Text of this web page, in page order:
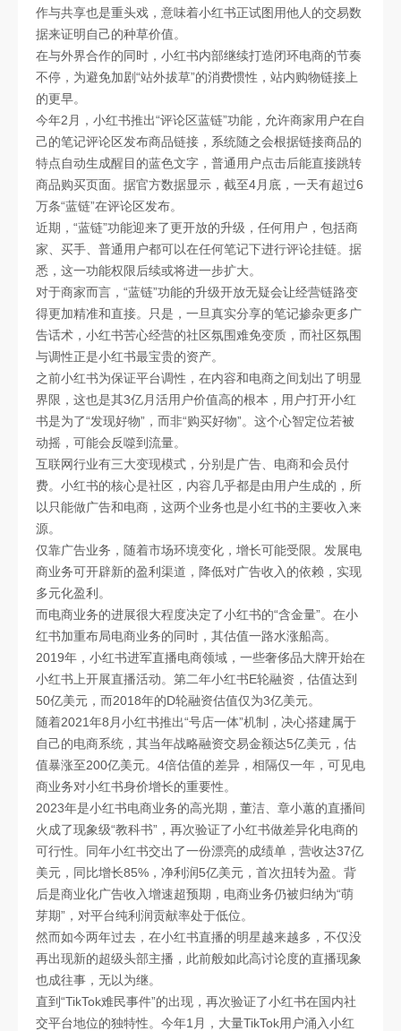
作与共享也是重头戏，意味着小红书正试图用他人的交易数
据来证明自己的种草价值。
在与外界合作的同时，小红书内部继续打造闭环电商的节奏
不停，为避免加剧“站外拔草”的消费惯性，站内购物链接上
的更早。
今年2月，小红书推出“评论区蓝链”功能，允许商家用户在自
己的笔记评论区发布商品链接，系统随之会根据链接商品的
特点自动生成醒目的蓝色文字，普通用户点击后能直接跳转
商品购买页面。据官方数据显示，截至4月底，一天有超过6
万条“蓝链”在评论区发布。
近期，“蓝链”功能迎来了更开放的升级，任何用户，包括商
家、买手、普通用户都可以在任何笔记下进行评论挂链。据
悉，这一功能权限后续或将进一步扩大。
对于商家而言，“蓝链”功能的升级开放无疑会让经营链路变
得更加精准和直接。只是，一旦真实分享的笔记掺杂更多广
告话术，小红书苦心经营的社区氛围难免变质，而社区氛围
与调性正是小红书最宝贵的资产。
之前小红书为保证平台调性，在内容和电商之间划出了明显
界限，这也是其3亿月活用户价值高的根本，用户打开小红
书是为了“发现好物”，而非“购买好物”。这个心智定位若被
动摇，可能会反噬到流量。
互联网行业有三大变现模式，分别是广告、电商和会员付
费。小红书的核心是社区，内容几乎都是由用户生成的，所
以只能做广告和电商，这两个业务也是小红书的主要收入来
源。
仅靠广告业务，随着市场环境变化，增长可能受限。发展电
商业务可开辟新的盈利渠道，降低对广告收入的依赖，实现
多元化盈利。
而电商业务的进展很大程度决定了小红书的“含金量”。在小
红书加重布局电商业务的同时，其估值一路水涨船高。
2019年，小红书进军直播电商领域，一些奢侈品大牌开始在
小红书上开展直播活动。第二年小红书E轮融资，估值达到
50亿美元，而2018年的D轮融资估值仅为3亿美元。
随着2021年8月小红书推出“号店一体”机制，决心搭建属于
自己的电商系统，其当年战略融资交易金额达5亿美元，估
值暴涨至200亿美元。4倍估值的差异，相隔仅一年，可见电
商业务对小红书身价增长的重要性。
2023年是小红书电商业务的高光期，董洁、章小蕙的直播间
火成了现象级“教科书”，再次验证了小红书做差异化电商的
可行性。同年小红书交出了一份漂亮的成绩单，营收达37亿
美元，同比增长85%，净利润5亿美元，首次扭转为盈。背
后是商业化广告收入增速超预期，电商业务仍被归纳为“萌
芽期”，对平台纯利润贡献率处于低位。
然而如今两年过去，在小红书直播的明星越来越多，不仅没
再出现新的超级头部主播，此前般如此高讨论度的直播现象
也成往事，无以为继。
直到“TikTok难民事件”的出现，再次验证了小红书在国内社
交平台地位的独特性。今年1月，大量TikTok用户涌入小红